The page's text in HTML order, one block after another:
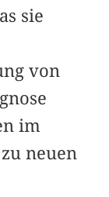
sie
von
im
zu neuen